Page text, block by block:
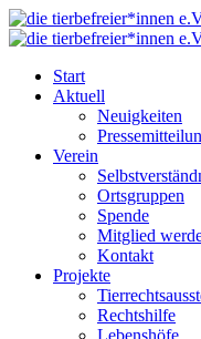
Start
Aktuell
Neuigkeiten
Verein
Ortsgruppen
Spende
Mitglied
Kontakt
Projekte
Rechtshilfe
Lebenshöfe